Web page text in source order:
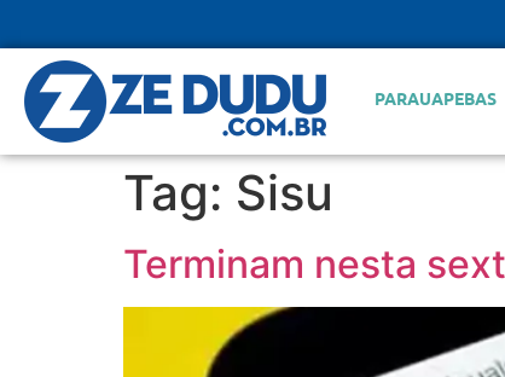
PARAUAPEBAS
Tag: Sisu
Terminam nesta